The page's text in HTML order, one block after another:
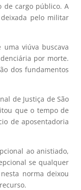
de cargo público. A
pelo militar
viúva buscava
por morte.
dos fundamentos
de Justiça de São
que o tempo de
de aposentadoria
ao anistiado,
se qualquer
norma deixou